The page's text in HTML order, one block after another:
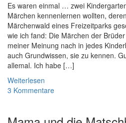
Es waren einmal … zwei
Märchen kennenlernen wollten,
Märchenwald eines Freizeitparks
wie ich fand: Die Märchen der
meiner Meinung nach in jedes
auch Grundwissen, sie zu kennen.
allemal. Ich habe […]
Weiterlesen
3 Kommentare